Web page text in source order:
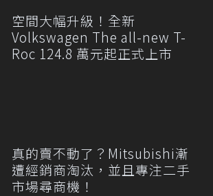
空間大幅升級！全新
Volkswagen The all-new T-
Roc 124.8 萬元起正式上市
真的賣不動了？Mitsubishi漸
遭經銷商淘汰，並且專注二手
市場尋商機！